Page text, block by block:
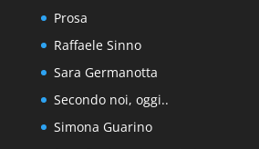
Prosa
Raffaele Sinno
Sara Germanotta
Secondo noi, oggi..
Simona Guarino